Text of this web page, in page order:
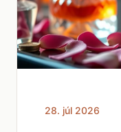
28. júl 2026